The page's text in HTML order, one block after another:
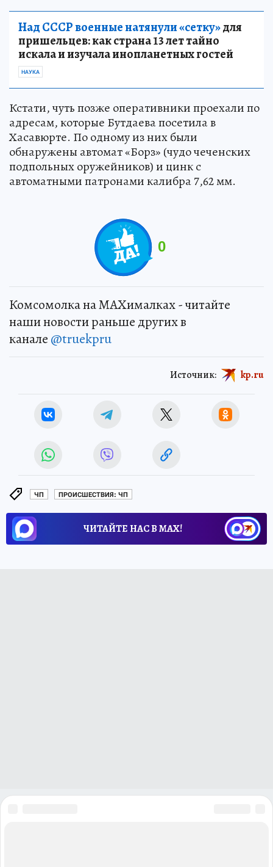
Над СССР военные натянули «сетку»для
пришельцев: как страна 13 лет тайно
искала и изучала инопланетных гостей
НАУКА
Кстати, чуть позже оперативники проехали по
адресам, которые Бутдаева посетила в
Хасавюрте. По одному из них были
обнаружены автомат «Борз» (чудо чеченских
подпольных оружейников) и цинк с
автоматными патронами калибра 7,62 мм.
0
Комсомолка на MAXималках - читайте
наши новости раньше других в
канале @truekpru
Источник: kp.ru
ЧП ПРОИСШЕСТВИЯ: ЧП
ЧИТАЙТЕ НАС В МАХ!